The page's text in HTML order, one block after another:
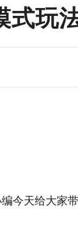
式玩
今天给大家带